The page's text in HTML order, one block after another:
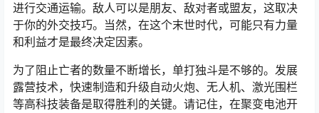
进行交通运输。敌人可以是朋友、敌对者或盟友，这取决
于你的外交技巧。当然，在这个末世时代，可能只有力量
和利益才是最终决定因素。
为了阻止亡者的数量不断增长，单打独斗是不够的。发展
露营技术，快速制造和升级自动火炮、无人机、激光围栏
等高科技装备是取得胜利的关键。请记住，在聚变电池开